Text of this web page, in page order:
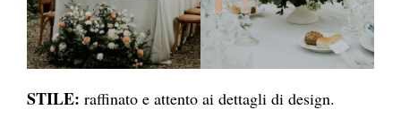
STILE: raffinato e attento ai dettagli di design.